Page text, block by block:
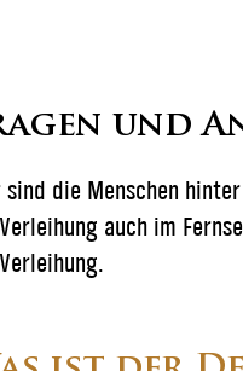
und
sind die Menschen
auch im